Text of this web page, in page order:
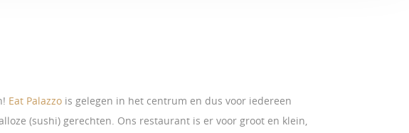
Eat Palazzo is gelegen in het centrum en dus voor iedereen
(sushi) gerechten. Ons restaurant is er voor groot en klein,